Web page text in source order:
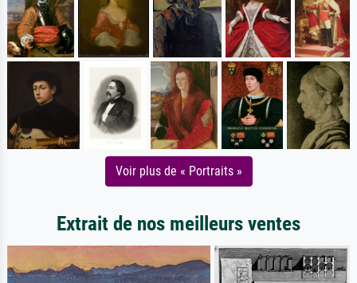
Voir plus de « Portraits »
Extrait de nos meilleurs ventes